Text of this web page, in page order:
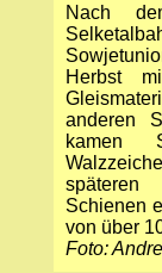
Nach
Herbst
anderen
kamen
späteren
Schienen
von über
Foto: